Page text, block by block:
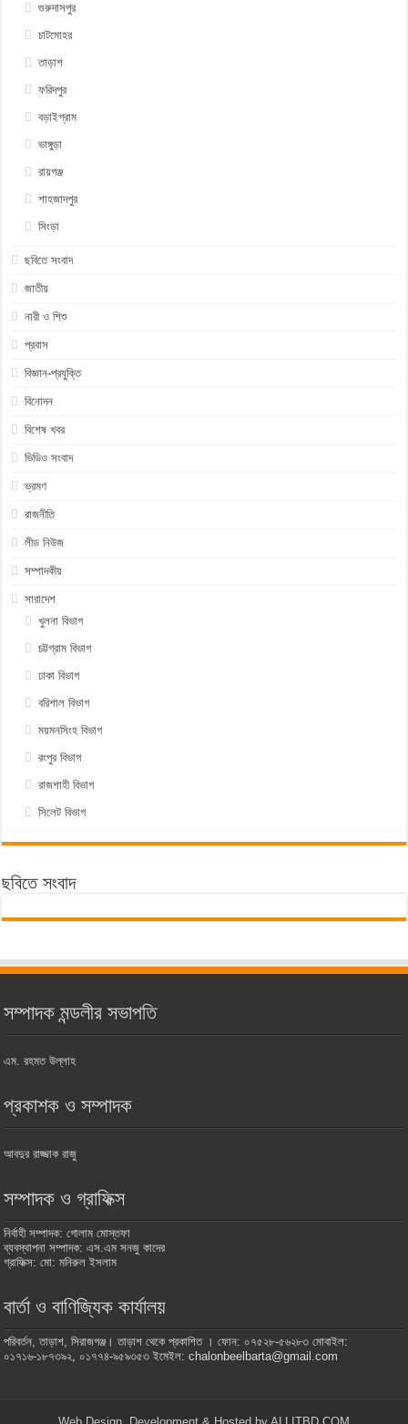
গুরুদাসপুর
চাটমোহর
তাড়াশ
ফরিদপুর
বড়াইগ্রাম
ভাঙ্গুড়া
রায়গঞ্জ
শাহজাদপুর
সিংড়া
ছবিতে সংবাদ
জাতীয়
নারী ও শিশু
প্রবাস
বিজ্ঞান-প্রযুক্তি
বিনোদন
বিশেষ খবর
ভিডিও সংবাদ
ভ্রমণ
রাজনীতি
লীড নিউজ
সম্পাদকীয়
সারাদেশ
খুলনা বিভাগ
চট্টগ্রাম বিভাগ
ঢাকা বিভাগ
বরিশাল বিভাগ
ময়মনসিংহ বিভাগ
রংপুর বিভাগ
রাজশাহী বিভাগ
সিলেট বিভাগ
ছবিতে সংবাদ
সম্পাদক মন্ডলীর সভাপতি
এম. রহমত উল্লাহ
প্রকাশক ও সম্পাদক
আবদুর রাজ্জাক রাজু
সম্পাদক ও গ্রাফিক্স
নির্বাহী সম্পাদক: গোলাম মোস্তফা
ব্যবস্থাপনা সম্পাদক: এস.এম সনজু কাদের
গ্রাফিক্স: মো: মনিরুল ইসলাম
বার্তা ও বাণিজ্যিক কার্যালয়
পরিবর্তন, তাড়াশ, সিরাজগঞ্জ। তাড়াশ থেকে প্রকাশিত । ফোন: ০৭৫২৮-৫৬২৮৩ মোবাইল:
০১৭১৬-১৮৭৩৯২, ০১৭৭৪-৯৫৯৩৫৩ ইমেইল: chalonbeelbarta@gmail.com